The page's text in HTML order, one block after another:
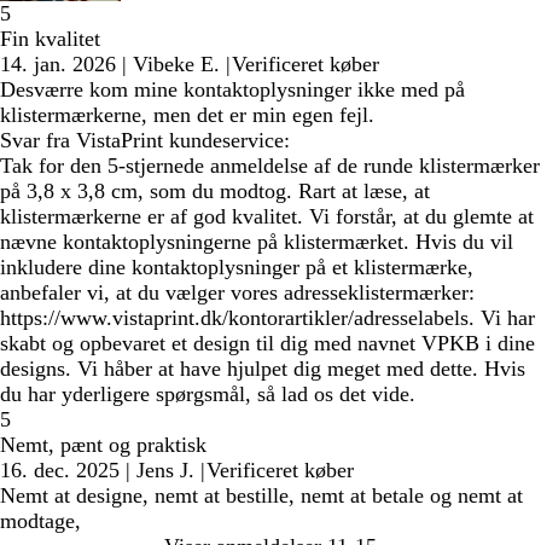
5
Fin kvalitet
14. jan. 2026 | Vibeke E. |Verificeret køber
Desværre kom mine kontaktoplysninger ikke med på
klistermærkerne, men det er min egen fejl.
Svar fra VistaPrint kundeservice:
Tak for den 5-stjernede anmeldelse af de runde klistermærker
på 3,8 x 3,8 cm, som du modtog. Rart at læse, at
klistermærkerne er af god kvalitet. Vi forstår, at du glemte at
nævne kontaktoplysningerne på klistermærket. Hvis du vil
inkludere dine kontaktoplysninger på et klistermærke,
anbefaler vi, at du vælger vores adresseklistermærker:
https://www.vistaprint.dk/kontorartikler/adresselabels. Vi har
skabt og opbevaret et design til dig med navnet VPKB i dine
designs. Vi håber at have hjulpet dig meget med dette. Hvis
du har yderligere spørgsmål, så lad os det vide.
5
Nemt, pænt og praktisk
16. dec. 2025 | Jens J. |Verificeret køber
Nemt at designe, nemt at bestille, nemt at betale og nemt at
modtage,